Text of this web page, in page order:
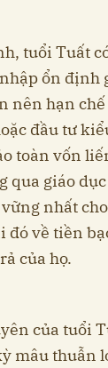
tuổi Tuất
ổn định
nên hạn
đầu tư
toàn vốn
qua giáo
nhất
đó về tiền
của họ.
của tuổi
mâu thuẫn